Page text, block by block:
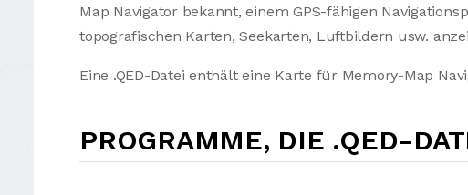
Map Navigator bekannt, einem GPS-fähigen
topografischen Karten, Seekarten, Luftbildern usw.
Eine .QED-Datei enthält eine Karte für Memory-Map
PROGRAMME, DIE .QED-